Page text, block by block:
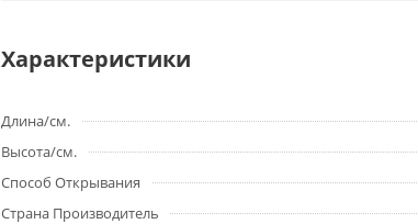
Характеристики
Длина/см.
Высота/см.
Способ Открывания
Страна Производитель